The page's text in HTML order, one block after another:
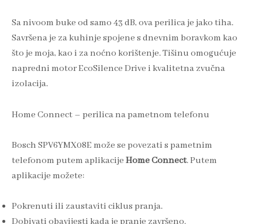
Sa nivoom buke od samo 43 dB, ova perilica je jako tiha.
Savršena je za kuhinje spojene s dnevnim boravkom kao
što je moja, kao i za noćno korištenje. Tišinu omogućuje
napredni motor EcoSilence Drive i kvalitetna zvučna
izolacija.
Home Connect – perilica na pametnom telefonu
Bosch SPV6YMX08E može se povezati s pametnim
telefonom putem aplikacije Home Connect. Putem
aplikacije možete:
Pokrenuti ili zaustaviti ciklus pranja.